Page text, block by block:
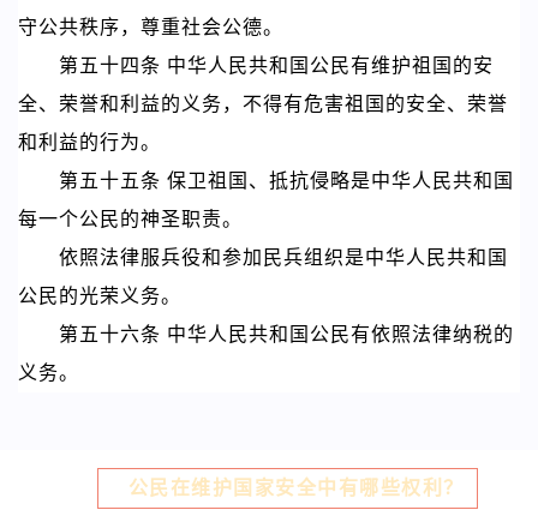
守公共秩序，尊重社会公德。
第五十四条 中华人民共和国公民有维护祖国的安
全、荣誉和利益的义务，不得有危害祖国的安全、荣誉
和利益的行为。
第五十五条 保卫祖国、抵抗侵略是中华人民共和国
每一个公民的神圣职责。
依照法律服兵役和参加民兵组织是中华人民共和国
公民的光荣义务。
第五十六条 中华人民共和国公民有依照法律纳税的
义务。
公民在维护国家安全中有哪些权利？